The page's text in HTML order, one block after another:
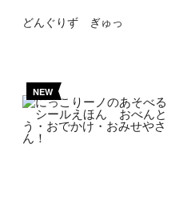
どんぐりず ぎゅっ
NEW